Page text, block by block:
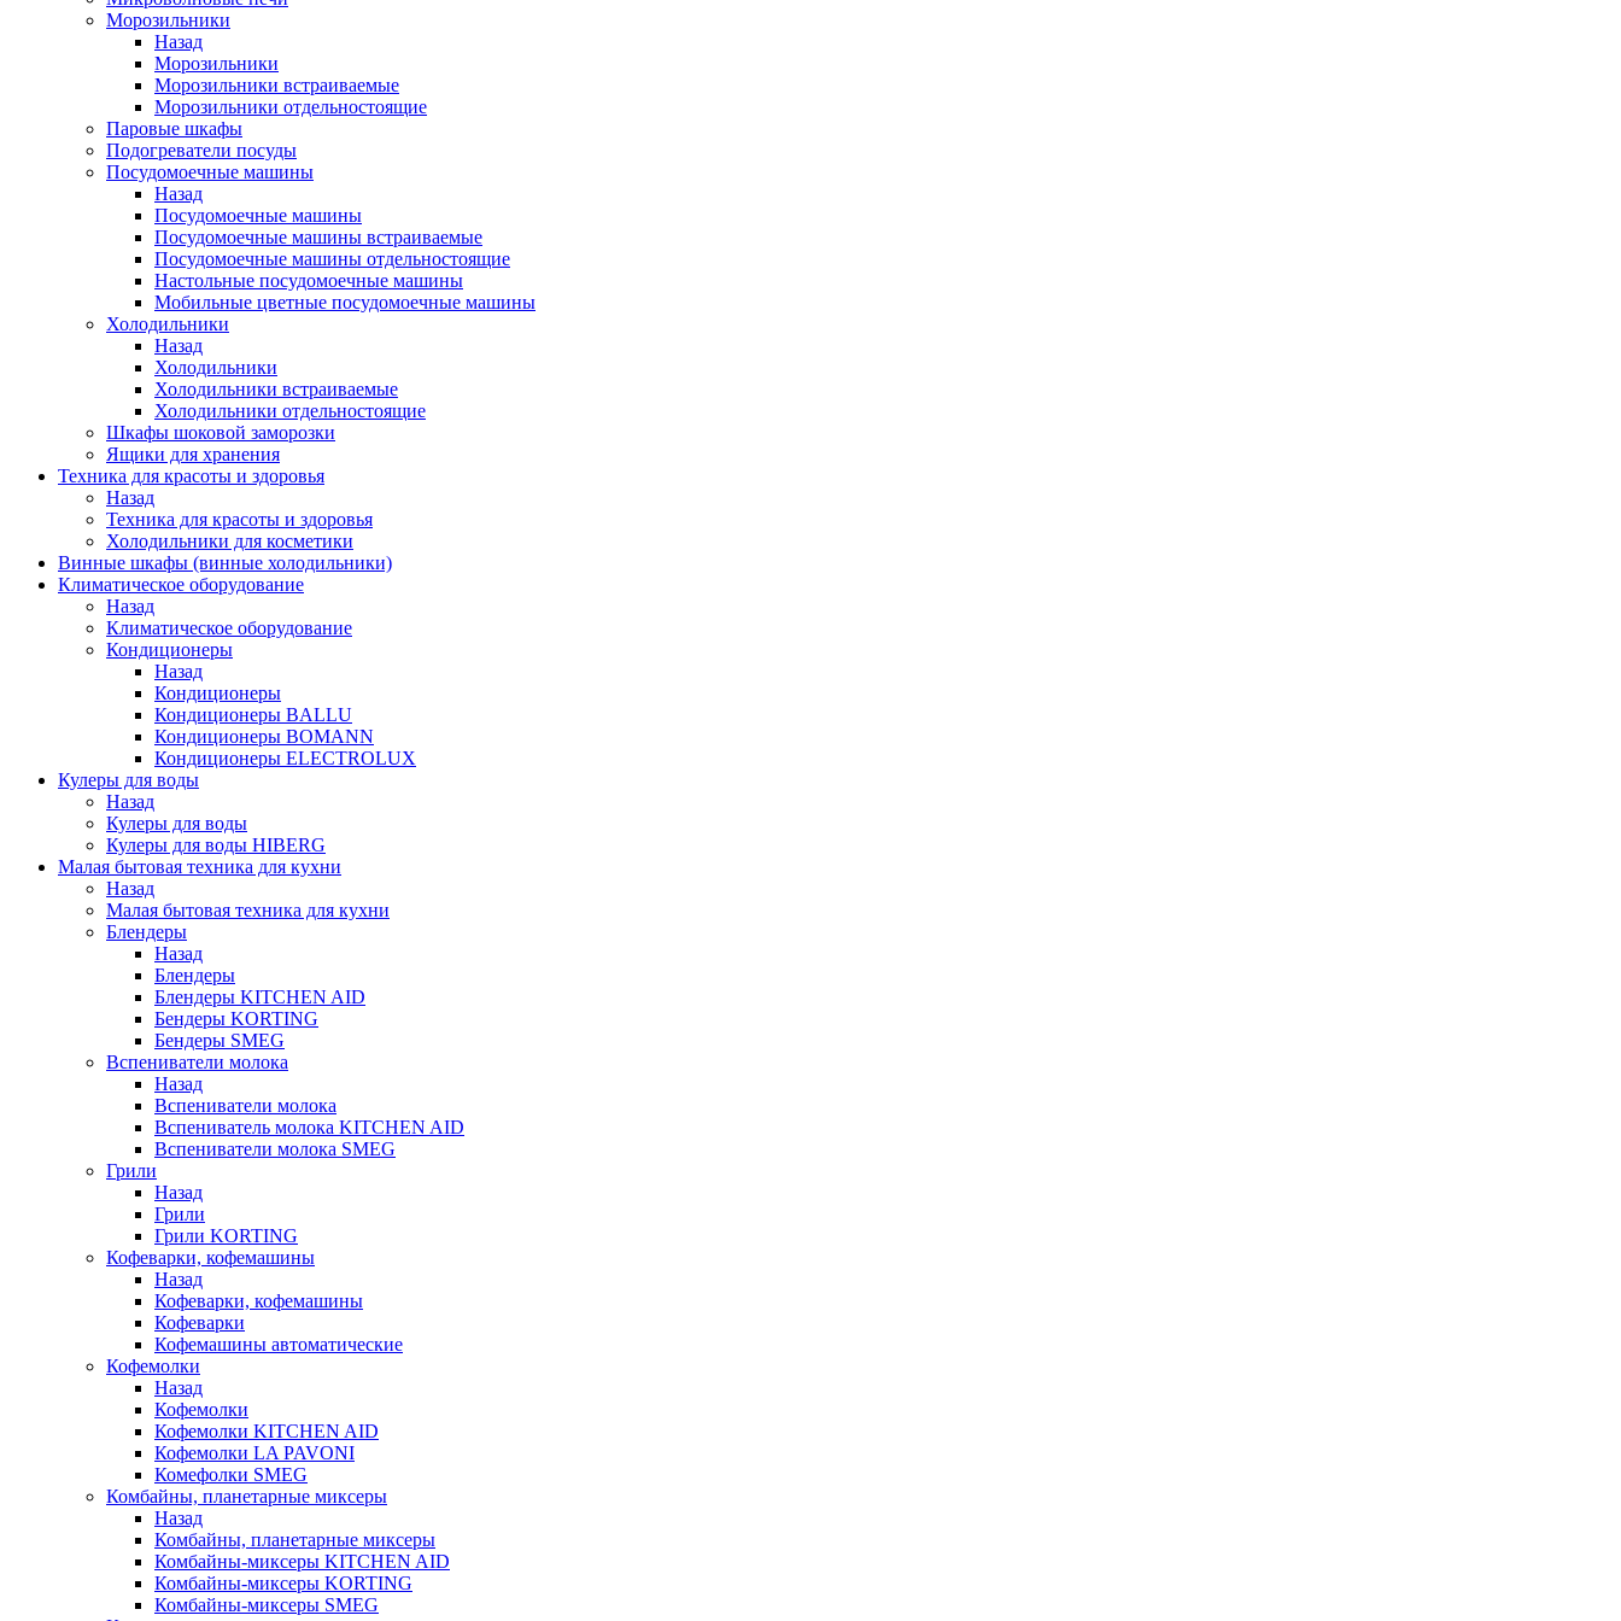
Морозильники
Назад
Морозильники
Морозильники встраиваемые
Морозильники отдельностоящие
Паровые шкафы
Подогреватели посуды
Посудомоечные машины
Назад
Посудомоечные машины
Посудомоечные машины встраиваемые
Посудомоечные машины отдельностоящие
Настольные посудомоечные машины
Мобильные цветные посудомоечные машины
Холодильники
Назад
Холодильники
Холодильники встраиваемые
Холодильники отдельностоящие
Шкафы шоковой заморозки
Ящики для хранения
Техника для красоты и здоровья
Назад
Техника для красоты и здоровья
Холодильники для косметики
Винные шкафы (винные холодильники)
Климатическое оборудование
Назад
Климатическое оборудование
Кондиционеры
Назад
Кондиционеры
Кондиционеры BALLU
Кондиционеры BOMANN
Кондиционеры ELECTROLUX
Кулеры для воды
Назад
Кулеры для воды
Кулеры для воды HIBERG
Малая бытовая техника для кухни
Назад
Малая бытовая техника для кухни
Блендеры
Назад
Блендеры
Блендеры KITCHEN AID
Бендеры KORTING
Бендеры SMEG
Вспениватели молока
Назад
Вспениватели молока
Вспениватель молока KITCHEN AID
Вспениватели молока SMEG
Грили
Назад
Грили
Грили KORTING
Кофеварки, кофемашины
Назад
Кофеварки, кофемашины
Кофеварки
Кофемашины автоматические
Кофемолки
Назад
Кофемолки
Кофемолки KITCHEN AID
Кофемолки LA PAVONI
Комефолки SMEG
Комбайны, планетарные миксеры
Назад
Комбайны, планетарные миксеры
Комбайны-миксеры KITCHEN AID
Комбайны-миксеры KORTING
Комбайны-миксеры SMEG